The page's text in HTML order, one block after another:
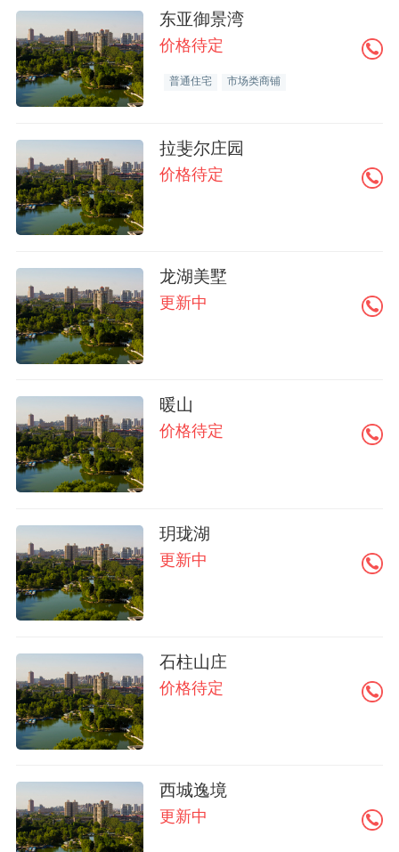
东亚御景湾
价格待定
普通住宅 市场类商铺
拉斐尔庄园
价格待定
龙湖美墅
更新中
暖山
价格待定
玥珑湖
更新中
石柱山庄
价格待定
西城逸境
更新中